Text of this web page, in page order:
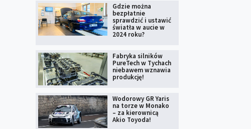
Gdzie można
bezpłatnie
sprawdzić i ustawić
światła w aucie w
2024 roku?
Fabryka silników
PureTech w Tychach
niebawem wznawia
produkcję!
Wodorowy GR Yaris
na torze w Monako
– za kierownicą
Akio Toyoda!